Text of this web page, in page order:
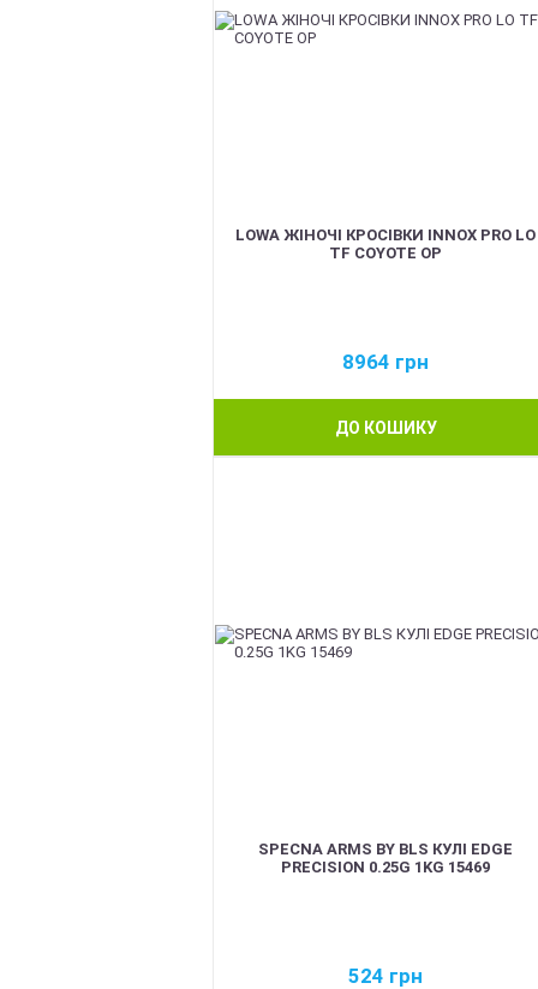
LOWA ЖІНОЧІ КРОСІВКИ INNOX PRO LO
TF COYOTE OP
8964 грн
ДО КОШИКУ
SPECNA ARMS BY BLS КУЛІ EDGE
PRECISION 0.25G 1KG 15469
524 грн